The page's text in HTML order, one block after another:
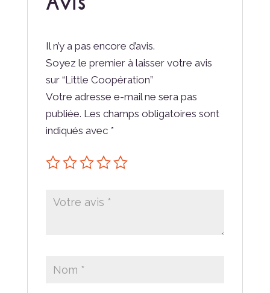
Il n’y a pas encore d’avis.
Soyez le premier à laisser votre avis
sur “Little Coopération”
Votre adresse e-mail ne sera pas
publiée. Les champs obligatoires sont
indiqués avec *